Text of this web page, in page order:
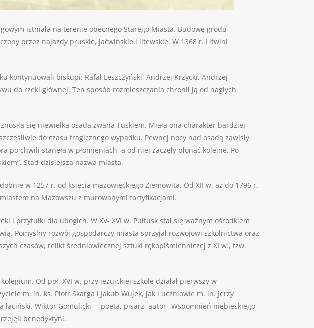
istniała na terenie obecnego Starego Miasta. Budowę grodu
przez najazdy pruskie, jaćwińskie i litewskie. W 1368 r. Litwini
kontynuowali biskupi: Rafał Leszczyński, Andrzej Krzycki, Andrzej
do rzeki głównej. Ten sposób rozmieszczania chronił ją od nagłych
się niewielka osada zwana Tuskiem. Miała ona charakter bardziej
do czasu tragicznego wypadku. Pewnej nocy nad osadą zawisły
chwili stanęła w płomieniach, a od niej zaczęły płonąć kolejne. Po
Stąd dzisiejsza nazwa miasta.
w 1257 r. od księcia mazowieckiego Ziemowita. Od XII w. aż do 1796 r.
miastem na Mazowszu z murowanymi fortyfikacjami.
i przytułki dla ubogich. W XV- XVI w. Pułtusk stał się ważnym ośrodkiem
Pomyślny rozwój gospodarczy miasta sprzyjał rozwojowi szkolnictwa oraz
czasów, relikt średniowiecznej sztuki rękopiśmienniczej z XI w., tzw.
Od poł. XVI w. przy jezuickiej szkole działał pierwszy w
m. in. ks. Piotr Skarga i Jakub Wujek, jak i uczniowie m. in. Jerzy
Wiktor Gomulicki – poeta, pisarz, autor „Wspomnień niebieskiego
benedyktyni.